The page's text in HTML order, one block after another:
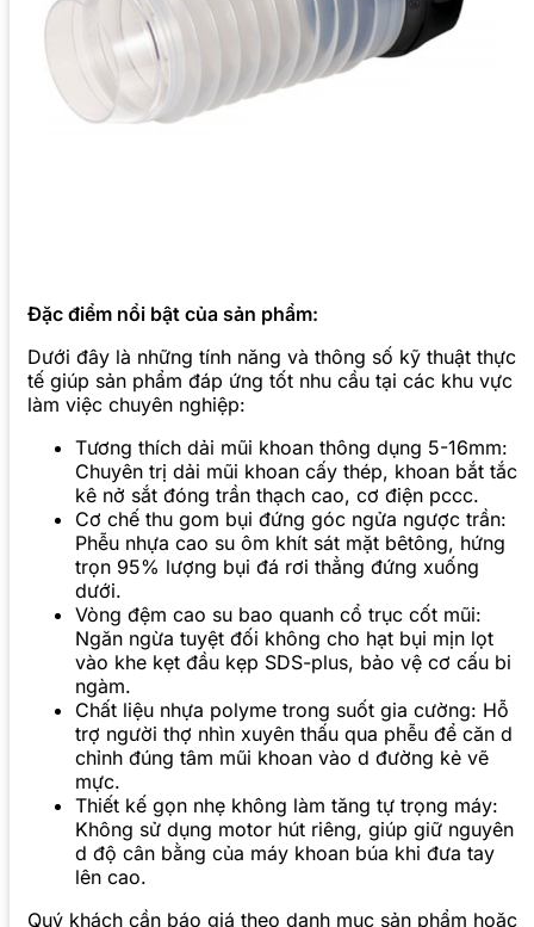
Đặc điểm nổi bật của sản phẩm:
Dưới đây là những tính năng và thông số kỹ thuật thực
tế giúp sản phẩm đáp ứng tốt nhu cầu tại các khu vực
làm việc chuyên nghiệp:
Tương thích dải mũi khoan thông dụng 5-16mm:
Chuyên trị dải mũi khoan cấy thép, khoan bắt tắc
kê nở sắt đóng trần thạch cao, cơ điện pccc.
Cơ chế thu gom bụi đứng góc ngửa ngược trần:
Phễu nhựa cao su ôm khít sát mặt bêtông, hứng
trọn 95% lượng bụi đá rơi thẳng đứng xuống
dưới.
Vòng đệm cao su bao quanh cổ trục cốt mũi:
Ngăn ngừa tuyệt đối không cho hạt bụi mịn lọt
vào khe kẹt đầu kẹp SDS-plus, bảo vệ cơ cấu bi
ngàm.
Chất liệu nhựa polyme trong suốt gia cường: Hỗ
trợ người thợ nhìn xuyên thấu qua phễu để căn d
chỉnh đúng tâm mũi khoan vào d đường kẻ vẽ
mực.
Thiết kế gọn nhẹ không làm tăng tự trọng máy:
Không sử dụng motor hút riêng, giúp giữ nguyên
d độ cân bằng của máy khoan búa khi đưa tay
lên cao.
Quý khách cần báo giá theo danh mục sản phẩm hoặc